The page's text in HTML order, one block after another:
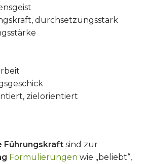
durchsetzungsstark
zielorientiert
Führungskraft sind zur
Formulierungen wie „beliebt“,